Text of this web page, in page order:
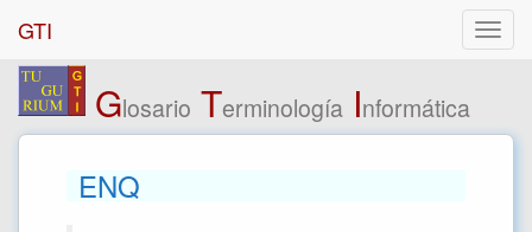
GTI
Glosario Terminología Informática
ENQ